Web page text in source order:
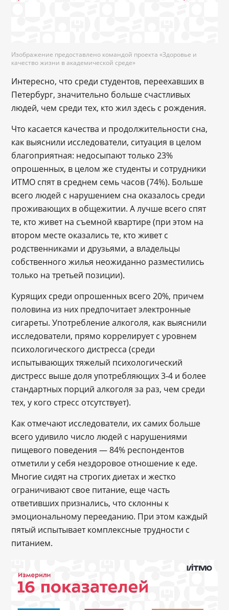
Изображение предоставлено командой проекта «Здоровье и
качество жизни в академической среде»
Интересно, что среди студентов, переехавших в
Петербург, значительно больше счастливых
людей, чем среди тех, кто жил здесь с рождения.
Что касается качества и продолжительности сна,
как выяснили исследователи, ситуация в целом
благоприятная: недосыпают только 23%
опрошенных, в целом же студенты и сотрудники
ИТМО спят в среднем семь часов (74%). Больше
всего людей с нарушением сна оказалось среди
проживающих в общежитии. А лучше всего спят
те, кто живет на съемной квартире (при этом на
втором месте оказались те, кто живет с
родственниками и друзьями, а владельцы
собственного жилья неожиданно разместились
только на третьей позиции).
Курящих среди опрошенных всего 20%, причем
половина из них предпочитает электронные
сигареты. Употребление алкоголя, как выяснили
исследователи, прямо коррелирует с уровнем
психологического дистресса (среди
испытывающих тяжелый психологический
дистресс выше доля употребляющих 3-4 и более
стандартных порций алкоголя за раз, чем среди
тех, у кого стресс отсутствует).
Как отмечают исследователи, их самих больше
всего удивило число людей с нарушениями
пищевого поведения — 84% респондентов
отметили у себя нездоровое отношение к еде.
Многие сидят на строгих диетах и жестко
ограничивают свое питание, еще часть
ответивших признались, что склонны к
эмоциональному перееданию. При этом каждый
пятый испытывает комплексные трудности с
питанием.